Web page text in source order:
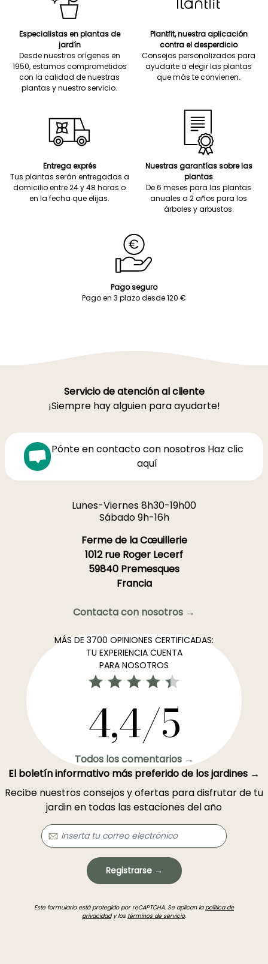
Especialistas en plantas de
jardín
Desde nuestros orígenes en
1950, estamos comprometidos
con la calidad de nuestras
plantas y nuestro servicio.
Plantfit, nuestra aplicación
contra el desperdicio
Consejos personalizados para
ayudarte a elegir las plantas
que más te convienen.
Entrega exprés
Tus plantas serán entregadas a
domicilio entre 24 y 48 horas o
en la fecha que elijas.
Nuestras garantías sobre las
plantas
De 6 meses para las plantas
anuales a 2 años para los
árboles y arbustos.
Pago seguro
Pago en 3 plazo desde 120 €
Servicio de atención al cliente
¡Siempre hay alguien para ayudarte!
Pónte en contacto con nosotros Haz clic
aquí
Lunes-Viernes 8h30-19h00
Sábado 9h-16h
Ferme de la Cœuillerie
1012 rue Roger Lecerf
59840 Premesques
Francia
Contacta con nosotros →
MÁS DE 3700 OPINIONES CERTIFICADAS:
TU EXPERIENCIA CUENTA
PARA NOSOTROS
4,4/5
Todos los comentarios →
El boletín informativo más preferido de los jardines →
Recibe nuestros consejos y ofertas para disfrutar de tu
jardin en todas las estaciones del año
Registrarse →
Este formulario está protegido por reCAPTCHA. Se aplican lapolítica de
privacidady los términos de servicio.